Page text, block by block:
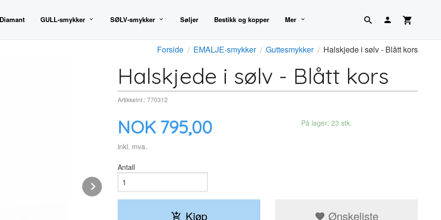
GULL-smykker SØLV-smykker Søljer Bestikk og kopper Mer
Forside EMALJE-smykker Guttesmykker Halskjede i sølv - Blått kors
Next
Halskjede i sølv - Blått kors
Artikkelnr.: 770312
Pris
NOK 795,00
inkl. mva.
På lager: 23 stk.
Antall
Kjøp Ønskeliste